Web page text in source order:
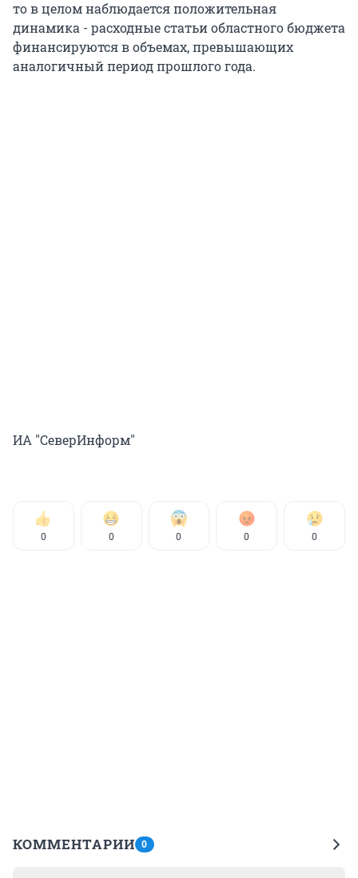
то в целом наблюдается положительная
динамика - расходные статьи областного бюджета
финансируются в объемах, превышающих
аналогичный период прошлого года.
ИА "СеверИнформ"
0 0 0 0 0
КОММЕНТАРИИ 0